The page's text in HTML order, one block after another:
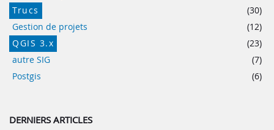
Trucs
(30)
Gestion de projets
(12)
QGIS 3.x
(23)
autre SIG
(7)
Postgis
(6)
DERNIERS ARTICLES